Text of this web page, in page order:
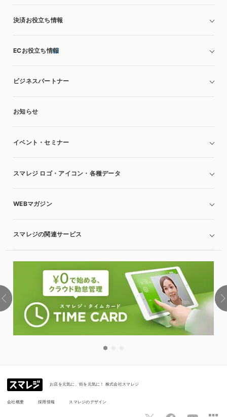
決済お役立ち情報
ECお役立ち情報
ビジネスパートナー
お知らせ
イベント・セミナー
スマレジ ロゴ・アイコン・各種データ
WEBマガジン
スマレジの関連サービス
お店を元気に、街を元気に！ 株式会社スマレジ
会社概要 採用情報 スマレジのデザイン